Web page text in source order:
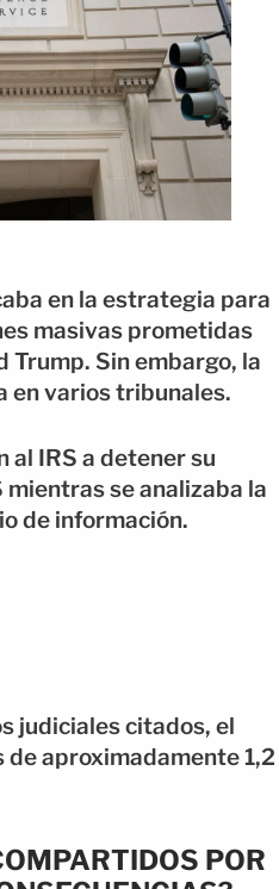
en la estrategia para
masivas prometidas
Trump. Sin embargo, la
en varios tribunales.
al IRS a detener su
mientras se analizaba la
de información.
judiciales citados, el
aproximadamente 1,2
POR